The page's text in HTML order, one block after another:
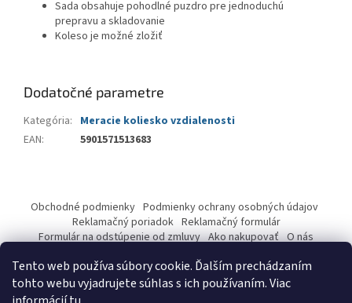
Tento web používa súbory cookie. Ďalším prechádzaním
tohto webu vyjadrujete súhlas s ich používaním. Viac
Sada obsahuje pohodlné puzdro pre jednoduchú
prepravu a skladovanie
Koleso je možné zložiť
Dodatočné parametre
Kategória: Meracie koliesko vzdialenosti
EAN: 5901571513683
ä
Obchodné podmienky Podmienky ochrany osobných údajov
Reklamačný poriadok Reklamačný formulár
Formulár na odstúpenie od zmluvy Ako nakupovať O nás